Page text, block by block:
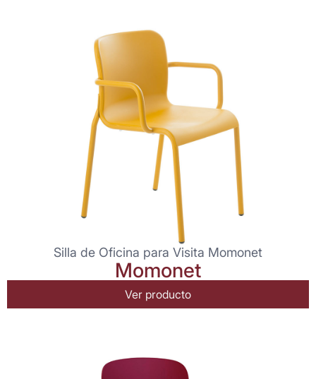
Silla de Oficina para Visita Momonet
Momonet
Ver producto